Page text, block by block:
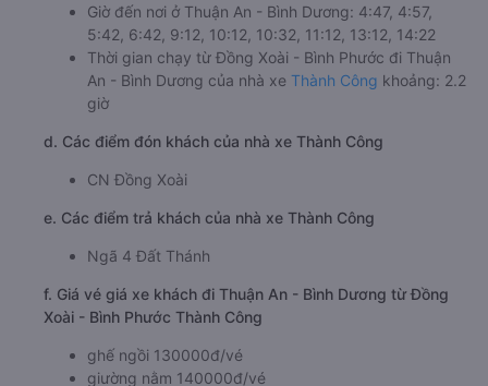
Giờ đến nơi ở Thuận An - Bình Dương: 4:47, 4:57,
5:42, 6:42, 9:12, 10:12, 10:32, 11:12, 13:12, 14:22
Thời gian chạy từ Đồng Xoài - Bình Phước đi Thuận
An - Bình Dương của nhà xe Thành Công khoảng: 2.2
giờ
d. Các điểm đón khách của nhà xe Thành Công
CN Đồng Xoài
e. Các điểm trả khách của nhà xe Thành Công
Ngã 4 Đất Thánh
f. Giá vé giá xe khách đi Thuận An - Bình Dương từ Đồng
Xoài - Bình Phước Thành Công
ghế ngồi 130000đ/vé
giường nằm 140000đ/vé